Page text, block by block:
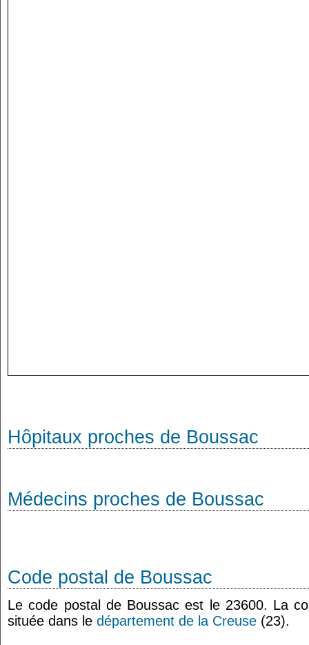
Hôpitaux proches de Boussac
Médecins proches de Boussac
Code postal de Boussac
Le code postal de Boussac est le 23600. La
située dans le département de la Creuse (23).